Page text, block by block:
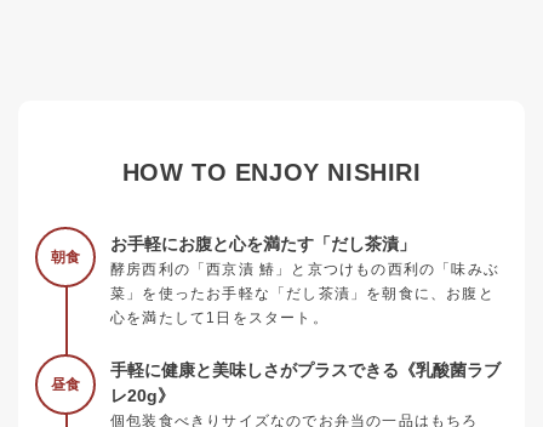
HOW TO ENJOY NISHIRI
朝食
お手軽にお腹と心を満たす「だし茶漬」
酵房西利の「西京漬 鰆」と京つけもの西利の「味みぶ
菜」を使ったお手軽な「だし茶漬」を朝食に、お腹と
心を満たして1日をスタート。
昼食
手軽に健康と美味しさがプラスできる《乳酸菌ラブ
レ20g》
個包装食べきりサイズなのでお弁当の一品はもちろ